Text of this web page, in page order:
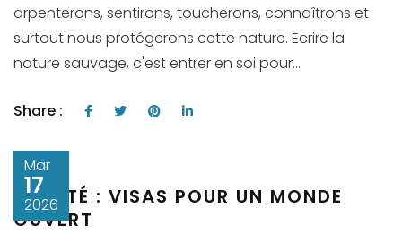
arpenterons, sentirons, toucherons, connaîtrons et
surtout nous protégerons cette nature. Ecrire la
nature sauvage, c'est entrer en soi pour...
Share :
Mar
17
2026
LIBERTÉ : VISAS POUR UN MONDE
OUVERT